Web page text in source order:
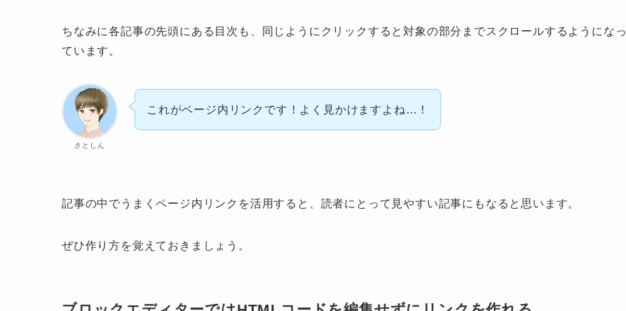
ちなみに各記事の先頭にある目次も、同じようにクリックすると対象の部分までスクロールするようになっ
ています。
さとしん
これがページ内リンクです！よく見かけますよね…！
記事の中でうまくページ内リンクを活用すると、読者にとって見やすい記事にもなると思います。
ぜひ作り方を覚えておきましょう。